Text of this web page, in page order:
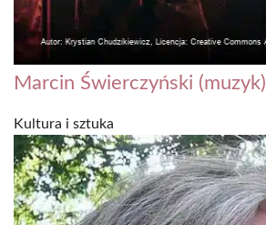
Marcin Świerczyński (muzyk)
Kultura i sztuka